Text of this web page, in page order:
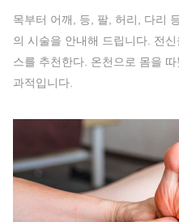
목부터 어깨, 등, 팔, 허리, 다리
의 시술을 안내해 드립니다. 전
스를 추천한다. 온천으로 몸을
과적입니다.